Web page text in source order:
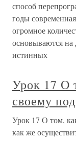
способ
годы
огромное
основываются
истинных
Урок 17 О
своему
Урок 17 О том,
как же